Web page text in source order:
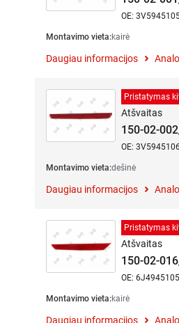
OE:
Montavimo vieta:kairė
Daugiau informacijos
Pristatymas
Atšvaitas
150-02-
OE:
Montavimo vieta:dešinė
Daugiau informacijos
Pristatymas
Atšvaitas
150-02-
OE:
Montavimo vieta:kairė
Daugiau informacijos